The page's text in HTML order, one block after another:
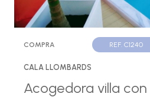
COMPRA REF. C1240
CALA LLOMBARDS
Acogedora villa con